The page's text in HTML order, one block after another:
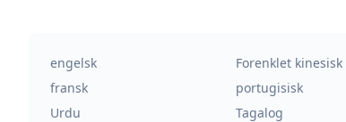
engelsk Forenklet kinesisk
fransk
portugisisk
Urdu
Tagalog